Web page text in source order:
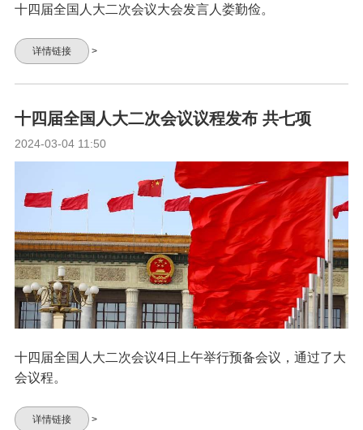
十四届全国人大二次会议大会发言人娄勤俭。
详情链接 >
十四届全国人大二次会议议程发布 共七项
2024-03-04 11:50
十四届全国人大二次会议4日上午举行预备会议，通过了大
会议程。
详情链接 >